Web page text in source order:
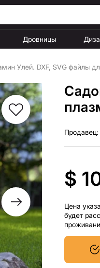
Дровницы
Улей. DXF, SVG файлы
Продавец:
$
Цена
будет